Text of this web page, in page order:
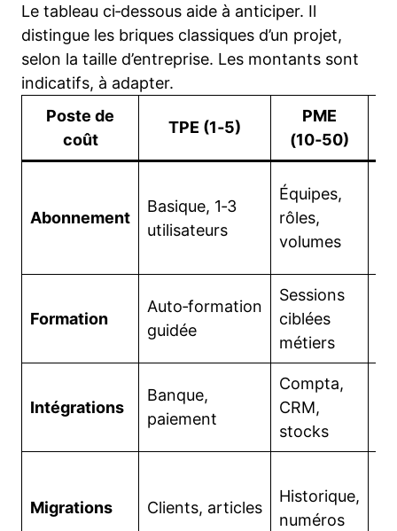
Le tableau ci‑dessous aide à anticiper. Il
distingue les briques classiques d’un projet,
selon la taille d’entreprise. Les montants sont
indicatifs, à adapter.
Poste de
coût
TPE (1‑5)
PME
(10‑50)
Abonnement
Basique, 1‑3
utilisateurs
Équipes,
rôles,
volumes
Formation
Auto‑formation
guidée
Sessions
ciblées
métiers
Intégrations
Banque,
paiement
Compta,
CRM,
stocks
Migrations Clients, articles
Historique,
numéros